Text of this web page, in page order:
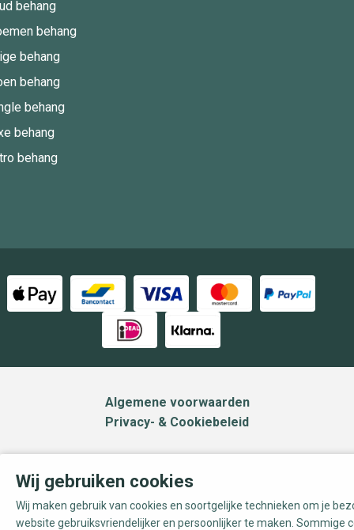
behang
behang
behang
behang
behang
behang
behang
Algemene voorwaarden
Privacy- & Cookiebeleid
Wij gebruiken cookies
Wij maken gebruik van cookies en soortgelijke technieken om je
website gebruiksvriendelijker en persoonlijker te maken. Sommige